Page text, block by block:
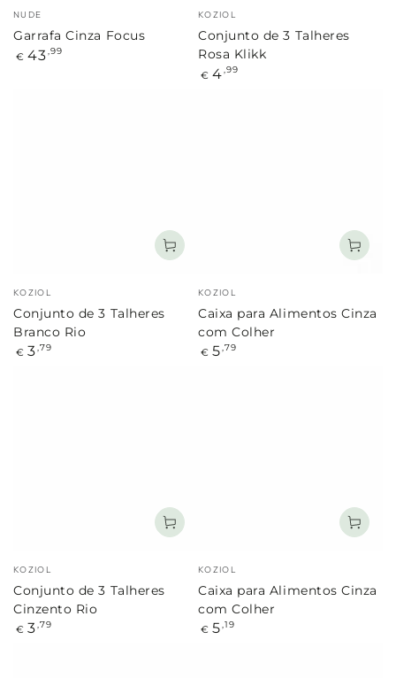
Marca:
NUDE
Garrafa Cinza Focus
Preço
€ 43,99
Marca:
KOZIOL
Conjunto de 3 Talheres
Rosa Klikk
Preço
€ 4,99
Marca:
KOZIOL
Conjunto de 3 Talheres
Branco Rio
Preço
€ 3 ,79
Marca:
KOZIOL
Caixa para Alimentos Cinza
com Colher
Preço
€ 5 ,79
Marca:
KOZIOL
Conjunto de 3 Talheres
Cinzento Rio
Preço
€ 3 ,79
Marca:
KOZIOL
Caixa para Alimentos Cinza
com Colher
Preço
€ 5 ,19